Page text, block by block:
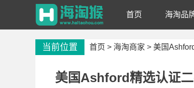
首页 海淘品
当前位置 首页 > 海淘商家 > 美国
美国Ashford精选认证